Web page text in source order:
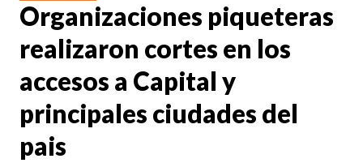
Organizaciones piqueteras
realizaron cortes en los
accesos a Capital y
principales ciudades del
pais